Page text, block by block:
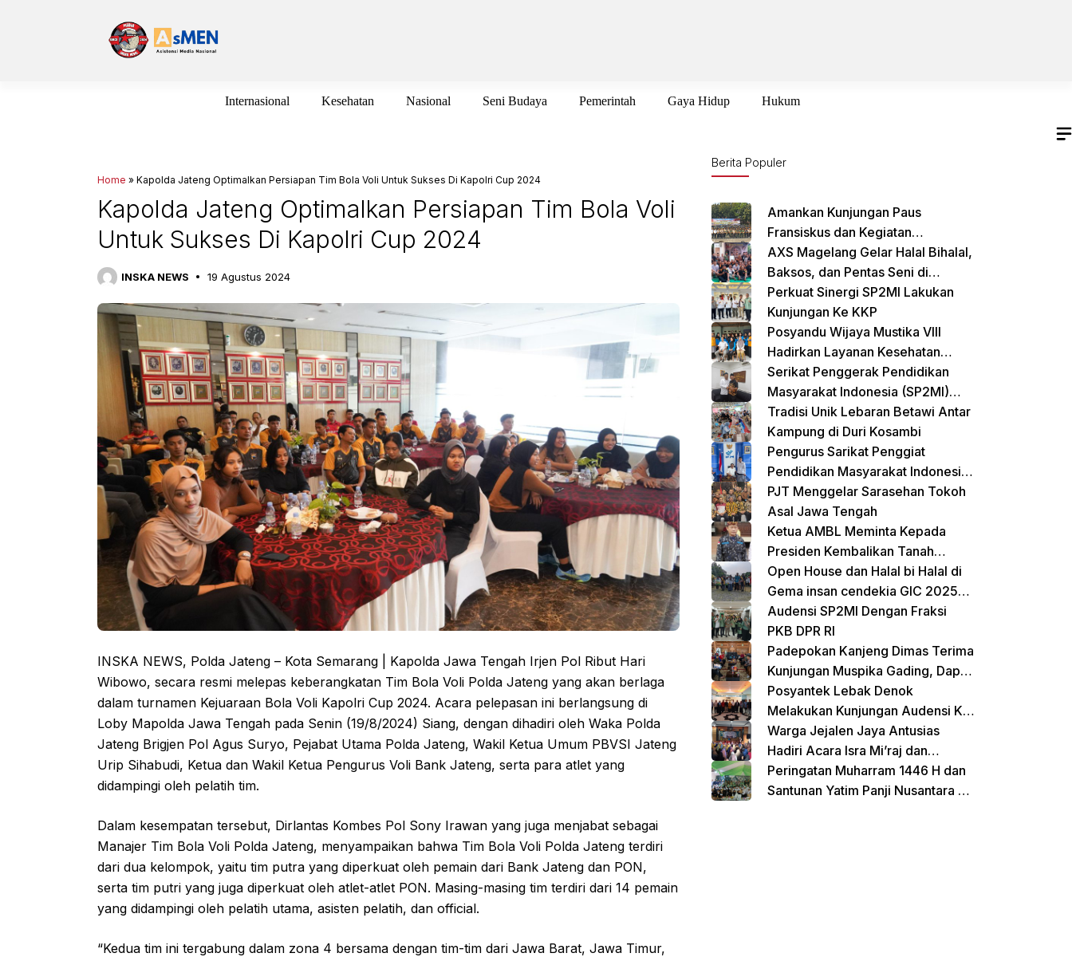
Internasional Kesehatan Nasional Seni Budaya Pemerintah Gaya Hidup Hukum
Home » Kapolda Jateng Optimalkan Persiapan Tim Bola Voli Untuk Sukses Di Kapolri Cup 2024
Kapolda Jateng Optimalkan Persiapan Tim Bola Voli
Untuk Sukses Di Kapolri Cup 2024
INSKA NEWS 19 Agustus 2024
INSKA NEWS, Polda Jateng – Kota Semarang | Kapolda Jawa Tengah Irjen Pol Ribut Hari
Wibowo, secara resmi melepas keberangkatan Tim Bola Voli Polda Jateng yang akan berlaga
dalam turnamen Kejuaraan Bola Voli Kapolri Cup 2024. Acara pelepasan ini berlangsung di
Loby Mapolda Jawa Tengah pada Senin (19/8/2024) Siang, dengan dihadiri oleh Waka Polda
Jateng Brigjen Pol Agus Suryo, Pejabat Utama Polda Jateng, Wakil Ketua Umum PBVSI Jateng
Urip Sihabudi, Ketua dan Wakil Ketua Pengurus Voli Bank Jateng, serta para atlet yang
didampingi oleh pelatih tim.
Dalam kesempatan tersebut, Dirlantas Kombes Pol Sony Irawan yang juga menjabat sebagai
Manajer Tim Bola Voli Polda Jateng, menyampaikan bahwa Tim Bola Voli Polda Jateng terdiri
dari dua kelompok, yaitu tim putra yang diperkuat oleh pemain dari Bank Jateng dan PON,
serta tim putri yang juga diperkuat oleh atlet-atlet PON. Masing-masing tim terdiri dari 14 pemain
yang didampingi oleh pelatih utama, asisten pelatih, dan official.
“Kedua tim ini tergabung dalam zona 4 bersama dengan tim-tim dari Jawa Barat, Jawa Timur,
Berita Populer
Amankan Kunjungan Paus
Fransiskus dan Kegiatan
International Sustainability Forum
(ISF) 2024 TNI-Polri Gelar Apel
Pasukan Gabungan
AXS Magelang Gelar Halal Bihalal,
Baksos, dan Pentas Seni di
Cikarang Selatan
Perkuat Sinergi SP2MI Lakukan
Kunjungan Ke KKP
Posyandu Wijaya Mustika VIII
Hadirkan Layanan Kesehatan
Terpadu untuk Balita dan Lansia
Serikat Penggerak Pendidikan
Masyarakat Indonesia (SP2MI)
Mendukung Sekolah Rakyat yang
Digagas oleh Kemensos
Tradisi Unik Lebaran Betawi Antar
Kampung di Duri Kosambi
Pengurus Sarikat Penggiat
Pendidikan Masyarakat Indonesia
(SP2MI) Bersama Nusadaya
Akademik Kunjungi Kementerian
BP2MI
PJT Menggelar Sarasehan Tokoh
Asal Jawa Tengah
Ketua AMBL Meminta Kepada
Presiden Kembalikan Tanah
Register Kepada Suku Lampung
Open House dan Halal bi Halal di
Gema insan cendekia GIC 2025
Dimeriahkan Jalan Sehat dan
Bazar Kreatif
Audensi SP2MI Dengan Fraksi
PKB DPR RI
Padepokan Kanjeng Dimas Terima
Kunjungan Muspika Gading, Dapat
Apresiasi atas Kontribusi Sosial
dan Keagamaan
Posyantek Lebak Denok
Melakukan Kunjungan Audensi Ke
Untirta Serang Banten
Warga Jejalen Jaya Antusias
Hadiri Acara Isra Mi’raj dan
Penutupan Pengajian Sebelum
Ramadhan
Peringatan Muharram 1446 H dan
Santunan Yatim Panji Nusantara di